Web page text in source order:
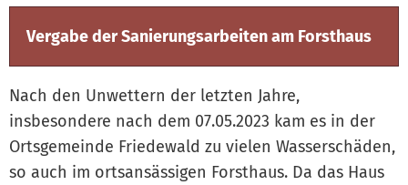
Vergabe der Sanierungsarbeiten am Forsthaus
Nach den Unwettern der letzten Jahre,
insbesondere nach dem 07.05.2023 kam es in der
Ortsgemeinde Friedewald zu vielen Wasserschäden,
so auch im ortsansässigen Forsthaus. Da das Haus